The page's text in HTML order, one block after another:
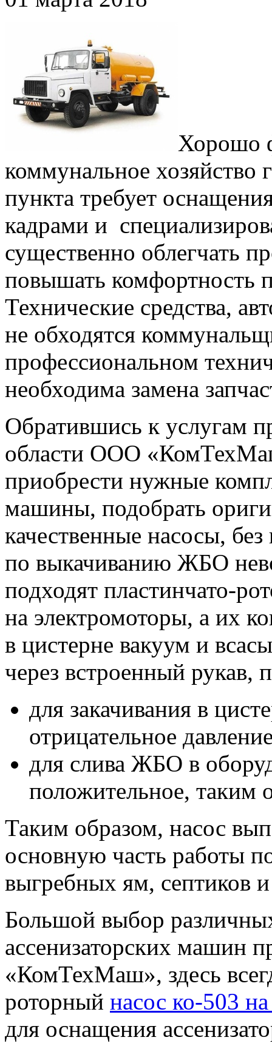
Хорошо
коммунальное хозяйство
пункта требует
кадрами и
существенно облегчать
повышать комфортность
Технические средства,
не обходятся
профессиональном
необходима замена
Обратившись к услугам
области ООО
приобрести нужные
машины, подобрать
качественные насосы,
по выкачиванию ЖБО
подходят пластинчато-
на электромоторы, а их
в цистерне вакуум и
через встроенный рукав,
для закачивания в
отрицательное
для слива ЖБО в
положительное, таким
Таким образом, насос
основную часть работы
выгребных ям, септиков
Большой выбор
ассенизаторских машин
«КомТехМаш», здесь
роторный насос ко-503
для оснащения